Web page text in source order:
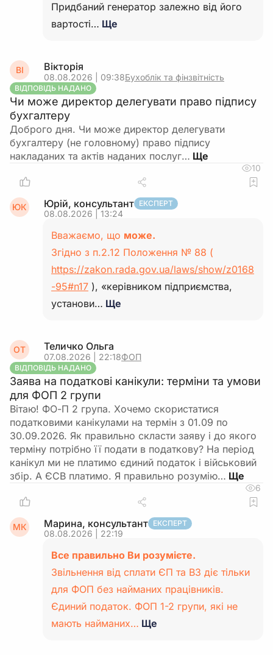
Придбаний генератор залежно від його
вартості… Ще
ВІ Вікторія
08.08.2026 | 09:38Бухоблік та фінзвітність
ВІДПОВІДЬ НАДАНО
Чи може директор делегувати право підпису
бухгалтеру
Доброго дня. Чи може директор делегувати
бухгалтеру (не головному) право підпису
накладаних та актів наданих послуг…
10
ЮК Юрій, консультант ЕКСПЕРТ
08.08.2026 | 13:24
Вважаємо, що може.
Згідно з п.2.12 Положення № 88 (
https://zakon.rada.gov.ua/laws/show/z0168
-95#n17 ), «керівником підприємства,
установи… Ще
ОТ Теличко Ольга
07.08.2026 | 22:18ФОП
ВІДПОВІДЬ НАДАНО
Заява на податкові канікули: терміни та умови
для ФОП 2 групи
Вітаю! ФО-П 2 група. Хочемо скористатися
податковими канікулами на термін з 01.09 по
30.09.2026. Як правильно скласти заяву і до якого
терміну потрібно її подати в податкову? На період
канікул ми не платимо єдиний податок і військовий
збір. А ЄСВ платимо. Я правильно розумію…
6
МК Марина, консультант ЕКСПЕРТ
08.08.2026 | 22:19
Все правильно Ви розумієте.
Звільнення від сплати ЄП та ВЗ діє тільки
для ФОП без найманих працівників.
Єдиний податок. ФОП 1-2 групи, які не
мають найманих… Ще